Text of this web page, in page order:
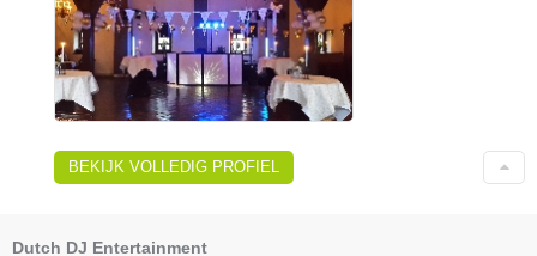
BEKIJK VOLLEDIG PROFIEL
Dutch DJ Entertainment